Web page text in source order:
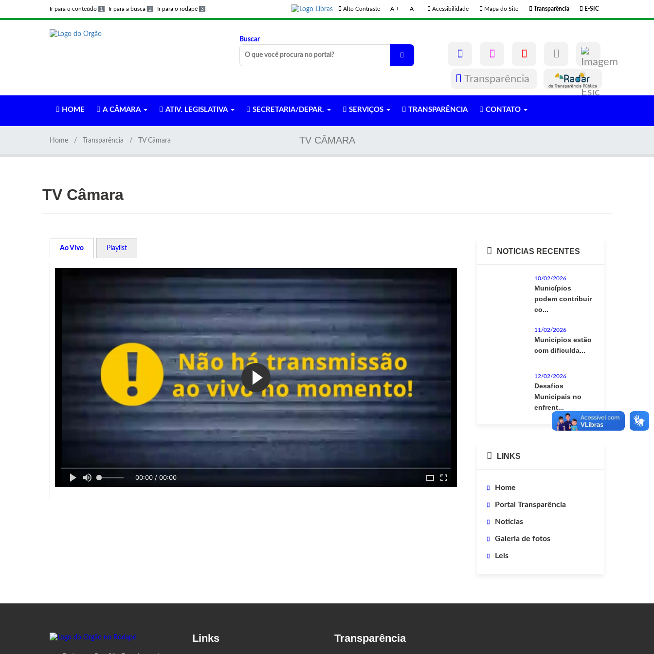
Ir para o conteúdo 1 Ir para a busca 2 Ir para o rodapé 3 Alto Contraste A + A - Acessibilidade Mapa do Site Transparência E-SIC
Buscar
Transparência
HOME A CÂMARA ATIV. LEGISLATIVA SECRETARIA/DEPAR. SERVIÇOS TRANSPARÊNCIA CONTATO
TV CÂMARA
Home Transparência TV Câmara
TV Câmara
Ao Vivo Playlist
00:00 / 00:00
NOTICIAS RECENTES
10/02/2026
Municípios
podem contribuir
co...
11/02/2026
Municípios estão
com dificulda...
12/02/2026
Desafios
Municipais no
enfrent...
LINKS
Home
Portal Transparência
Noticias
Galeria de fotos
Leis
Links Transparência